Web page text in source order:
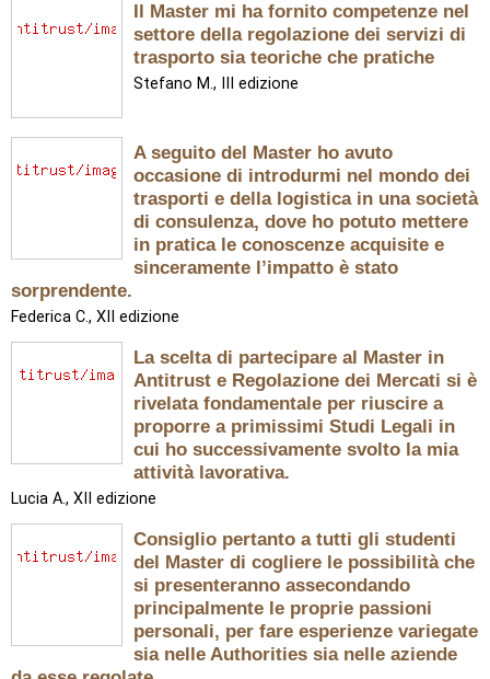
Il Master mi ha fornito competenze nel
settore della regolazione dei servizi di
trasporto sia teoriche che pratiche
Stefano M., III edizione
A seguito del Master ho avuto
occasione di introdurmi nel mondo dei
trasporti e della logistica in una società
di consulenza, dove ho potuto mettere
in pratica le conoscenze acquisite e
sinceramente l’impatto è stato
sorprendente.
Federica C., XII edizione
La scelta di partecipare al Master in
Antitrust e Regolazione dei Mercati si è
rivelata fondamentale per riuscire a
proporre a primissimi Studi Legali in
cui ho successivamente svolto la mia
attività lavorativa.
Lucia A., XII edizione
Consiglio pertanto a tutti gli studenti
del Master di cogliere le possibilità che
si presenteranno assecondando
principalmente le proprie passioni
personali, per fare esperienze variegate
sia nelle Authorities sia nelle aziende